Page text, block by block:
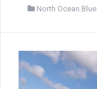
North Ocean Blue